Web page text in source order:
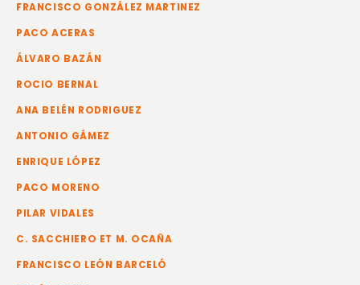
FRANCISCO GONZÁLEZ MARTINEZ
PACO ACERAS
ÁLVARO BAZÁN
ROCIO BERNAL
ANA BELÉN RODRIGUEZ
ANTONIO GÁMEZ
ENRIQUE LÓPEZ
PACO MORENO
PILAR VIDALES
C. SACCHIERO ET M. OCAÑA
FRANCISCO LEÓN BARCELÓ